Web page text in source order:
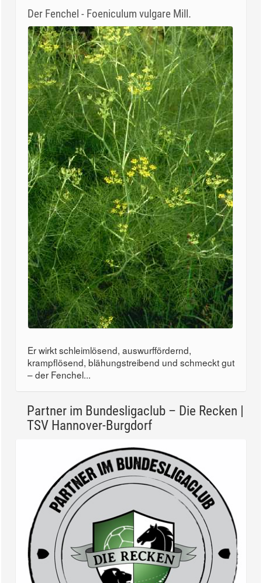
Der Fenchel - Foeniculum vulgare Mill.
Er wirkt schleimlösend, auswurffördernd,
krampflösend, blähungstreibend und schmeckt gut
– der Fenchel...
Partner im Bundesligaclub – Die Recken |
TSV Hannover-Burgdorf